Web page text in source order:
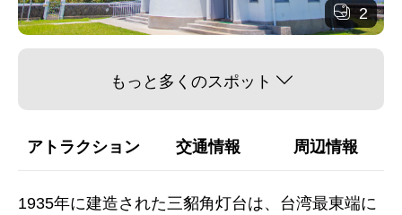
2
もっと多くのスポット
アトラクション 交通情報 周辺情報
1935年に建造された三貂角灯台は、台湾最東端に